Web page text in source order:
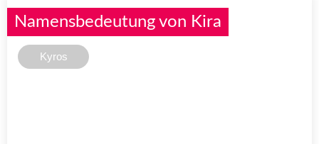
Namensbedeutung von Kira
Kyros